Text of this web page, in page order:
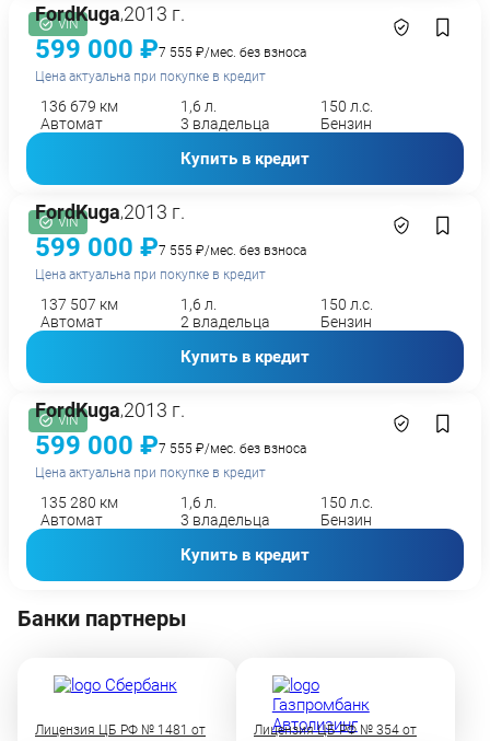
VIN
FordKuga,2013 г.
599 000 ₽7 555 ₽/мес. без взноса
Цена актуальна при покупке в кредит
136 679 км 1,6 л.
150 л.с.
Автомат
3 владельца Бензин
Купить в кредит
VIN
FordKuga,2013 г.
599 000 ₽7 555 ₽/мес. без взноса
Цена актуальна при покупке в кредит
137 507 км 1,6 л.
150 л.с.
Автомат
2 владельца Бензин
Купить в кредит
VIN
FordKuga,2013 г.
599 000 ₽7 555 ₽/мес. без взноса
Цена актуальна при покупке в кредит
135 280 км 1,6 л.
150 л.с.
Автомат
3 владельца Бензин
Купить в кредит
Банки партнеры
Лицензия ЦБ РФ № 1481 от
Лицензия ЦБ РФ № 354 от